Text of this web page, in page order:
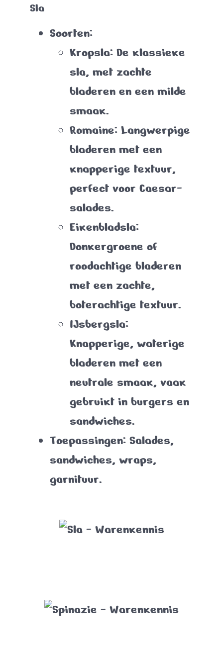
Sla
Soorten:
Kropsla: De klassieke
sla, met zachte
bladeren en een milde
smaak.
Romaine: Langwerpige
bladeren met een
knapperige textuur,
perfect voor Caesar-
salades.
Eikenbladsla:
Donkergroene of
roodachtige bladeren
met een zachte,
boterachtige textuur.
IJsbergsla:
Knapperige, waterige
bladeren met een
neutrale smaak, vaak
gebruikt in burgers en
sandwiches.
Toepassingen: Salades,
sandwiches, wraps,
garnituur.